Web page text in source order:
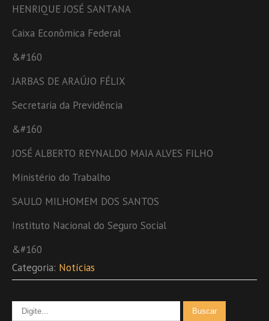
HENRIQUE JOSÉ SANTANA
Caixa Econômica Federal
&#160
JARBAS DE ARAÚJO FÉLIX
Secretaria da Previdência
&#160
JOSÉ ALBERTO REYNALDO MAIA ALVES FILHO
Ministério do Trabalho
SAULO MILHOMEM DOS SANTOS
Instituto Nacional do Seguro Social
&#160
Categoria: Notícias